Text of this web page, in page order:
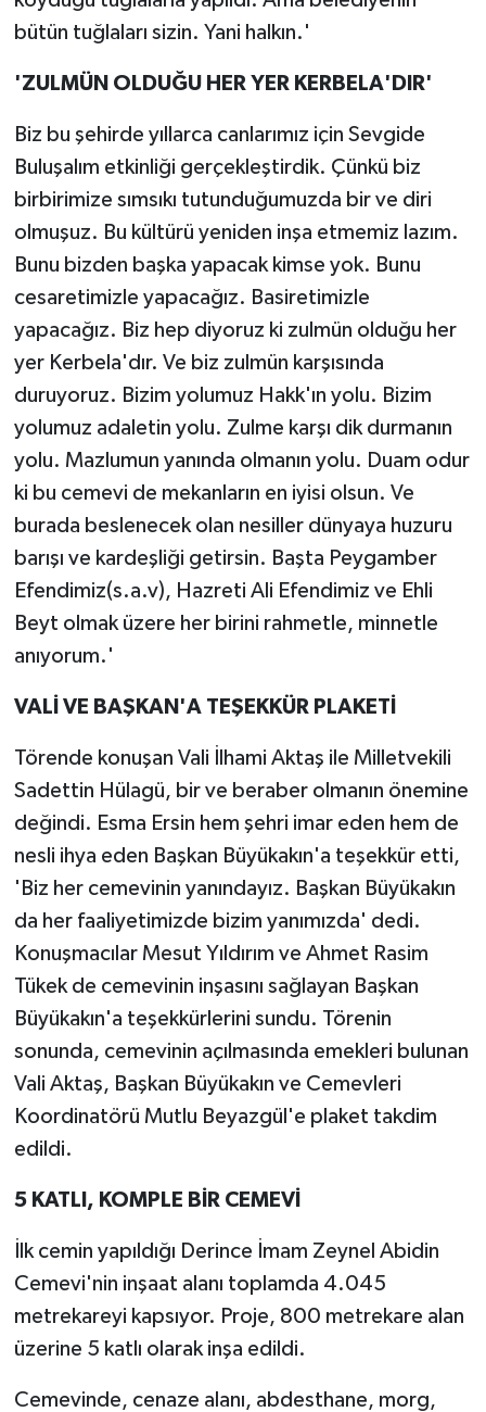
bütün tuğlaları sizin. Yani halkın.'
'ZULMÜN OLDUĞU HER YER KERBELA'DIR'
Biz bu şehirde yıllarca canlarımız için Sevgide
Buluşalım etkinliği gerçekleştirdik. Çünkü biz
birbirimize sımsıkı tutunduğumuzda bir ve diri
olmuşuz. Bu kültürü yeniden inşa etmemiz lazım.
Bunu bizden başka yapacak kimse yok. Bunu
cesaretimizle yapacağız. Basiretimizle
yapacağız. Biz hep diyoruz ki zulmün olduğu her
yer Kerbela'dır. Ve biz zulmün karşısında
duruyoruz. Bizim yolumuz Hakk'ın yolu. Bizim
yolumuz adaletin yolu. Zulme karşı dik durmanın
yolu. Mazlumun yanında olmanın yolu. Duam odur
ki bu cemevi de mekanların en iyisi olsun. Ve
burada beslenecek olan nesiller dünyaya huzuru
barışı ve kardeşliği getirsin. Başta Peygamber
Efendimiz(s.a.v), Hazreti Ali Efendimiz ve Ehli
Beyt olmak üzere her birini rahmetle, minnetle
anıyorum.'
VALİ VE BAŞKAN'A TEŞEKKÜR PLAKETİ
Törende konuşan Vali İlhami Aktaş ile Milletvekili
Sadettin Hülagü, bir ve beraber olmanın önemine
değindi. Esma Ersin hem şehri imar eden hem de
nesli ihya eden Başkan Büyükakın'a teşekkür etti,
'Biz her cemevinin yanındayız. Başkan Büyükakın
da her faaliyetimizde bizim yanımızda' dedi.
Konuşmacılar Mesut Yıldırım ve Ahmet Rasim
Tükek de cemevinin inşasını sağlayan Başkan
Büyükakın'a teşekkürlerini sundu. Törenin
sonunda, cemevinin açılmasında emekleri bulunan
Vali Aktaş, Başkan Büyükakın ve Cemevleri
Koordinatörü Mutlu Beyazgül'e plaket takdim
edildi.
5 KATLI, KOMPLE BİR CEMEVİ
İlk cemin yapıldığı Derince İmam Zeynel Abidin
Cemevi'nin inşaat alanı toplamda 4.045
metrekareyi kapsıyor. Proje, 800 metrekare alan
üzerine 5 katlı olarak inşa edildi.
Cemevinde, cenaze alanı, abdesthane, morg,